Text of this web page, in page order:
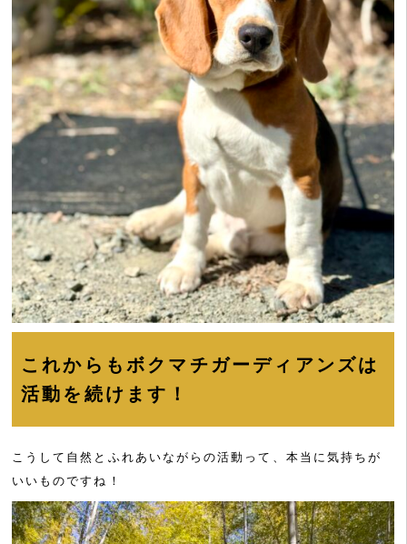
これからもボクマチガーディアンズは
活動を続けます！
こうして自然とふれあいながらの活動って、本当に気持ちが
いいものですね！